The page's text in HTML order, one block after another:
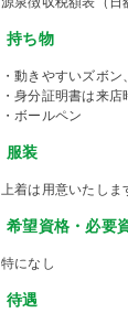
持ち物
・動きやすいズボン
・身分証明書は来
・ボールペン
服装
上着は用意いたしま
希望資格・必要
特になし
待遇